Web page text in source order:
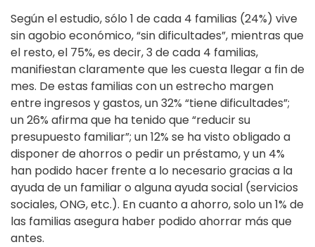
Según el estudio, sólo 1 de cada 4 familias (24%) vive
sin agobio económico, “sin dificultades”, mientras que
el resto, el 75%, es decir, 3 de cada 4 familias,
manifiestan claramente que les cuesta llegar a fin de
mes. De estas familias con un estrecho margen
entre ingresos y gastos, un 32% “tiene dificultades”;
un 26% afirma que ha tenido que “reducir su
presupuesto familiar”; un 12% se ha visto obligado a
disponer de ahorros o pedir un préstamo, y un 4%
han podido hacer frente a lo necesario gracias a la
ayuda de un familiar o alguna ayuda social (servicios
sociales, ONG, etc.). En cuanto a ahorro, solo un 1% de
las familias asegura haber podido ahorrar más que
antes.